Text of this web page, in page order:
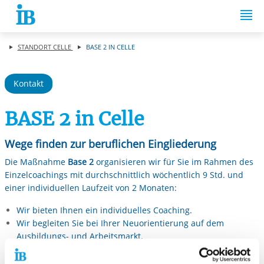
Springe zum Inhalt
STANDORT CELLE BASE 2 IN CELLE
Kontakt
BASE 2 in Celle
Wege finden zur beruflichen Eingliederung
Die Maßnahme Base 2organisieren wir für Sie im Rahmen des
Einzelcoachings mit durchschnittlich wöchentlich 9 Std. und
einer individuellen Laufzeit von 2 Monaten:
Wir bieten Ihnen ein individuelles Coaching.
Wir begleiten Sie bei Ihrer Neuorientierung auf dem
Ausbildungs- und Arbeitsmarkt.
Wir suchen gemeinsam nach Lösungsansätzen.